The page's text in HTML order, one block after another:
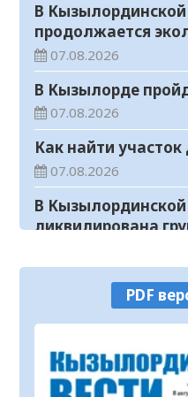
В
продолжается
«Таза Қазақстан»
07.08.2026
В Кызылорде
07.08.2026
Как найти
07.08.2026
В
ликвидирована
Аким области
племенного
Жанакорганском
07.08.2026
В
мероприятия,
PDF